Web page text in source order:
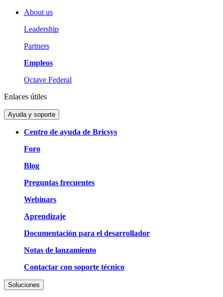
About us
Leadership
Partners
Empleos
Octave Federal
Enlaces útiles
Ayuda y soporte
Centro de ayuda de Bricsys
Foro
Blog
Preguntas frecuentes
Webinars
Aprendizaje
Documentación para el desarrollador
Notas de lanzamiento
Contactar con soporte técnico
Soluciones